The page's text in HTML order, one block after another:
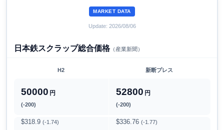
MARKET DATA
Update: 2026/08/06
日本鉄スクラップ総合価格（産業新聞）
H2 新断プレス
50000 円
(-200)
52800 円
(-200)
$318.9 (-1.74) $336.76 (-1.77)